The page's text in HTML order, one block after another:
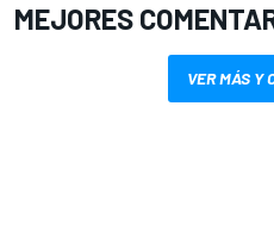
MEJORES
VER MÁS Y